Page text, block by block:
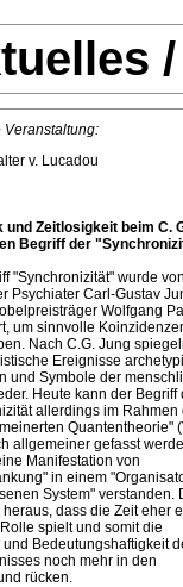
Veranstaltung:
v. Lucadou
und Zeitlosigkeit beim C.
Begriff der
"Synchronizität" wurde
Psychiater Carl-Gustav
Wolfgang
um sinnvolle
Nach C.G. Jung
Ereignisse
und Symbole der
Heute kann der Begriff
allerdings im Rahmen
Quantentheorie"
allgemeiner gefasst
Manifestation von
in einem
System" verstanden.
heraus, dass die Zeit eher
spielt und somit die
und Bedeutungshaftigkeit
noch mehr in den
rücken.